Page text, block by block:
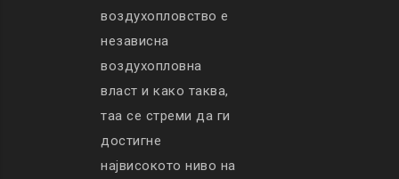
воздухопловство е
независна
воздухопловна
власт и како таква,
таа се стреми да ги
достигне
највисокото ниво на